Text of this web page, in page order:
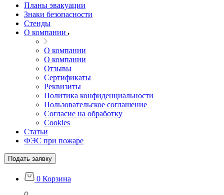
Планы эвакуации
Знаки безопасности
Стенды
О компании
О компании
О компании
Отзывы
Сертификаты
Реквизиты
Политика конфиденциальности
Пользовательское соглашение
Согласие на обработку
Cookies
Статьи
ФЭС при пожаре
Подать заявку
0 Корзина